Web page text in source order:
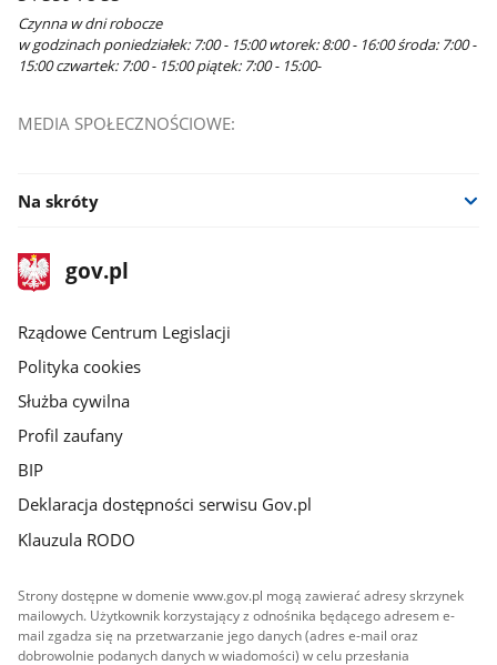
Czynna w dni robocze
w godzinach poniedziałek: 7:00 - 15:00 wtorek: 8:00 - 16:00 środa: 7:00 -
15:00 czwartek: 7:00 - 15:00 piątek: 7:00 - 15:00-
MEDIA SPOŁECZNOŚCIOWE:
Na skróty
stopka
gov.plStrona
gov.pl
Rządowe Centrum Legislacji
Polityka cookies
Służba cywilna
Profil zaufany
BIP
Deklaracja dostępności serwisu Gov.pl
Klauzula RODO
Strony dostępne w domenie www.gov.pl mogą zawierać adresy skrzynek
mailowych. Użytkownik korzystający z odnośnika będącego adresem e-
mail zgadza się na przetwarzanie jego danych (adres e-mail oraz
dobrowolnie podanych danych w wiadomości) w celu przesłania